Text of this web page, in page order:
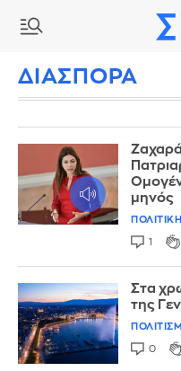
ΔΙΑΣΠΟΡΑ
μηνός
ΠΟΛΙΤΙΚΗ
1
Στα
της
0